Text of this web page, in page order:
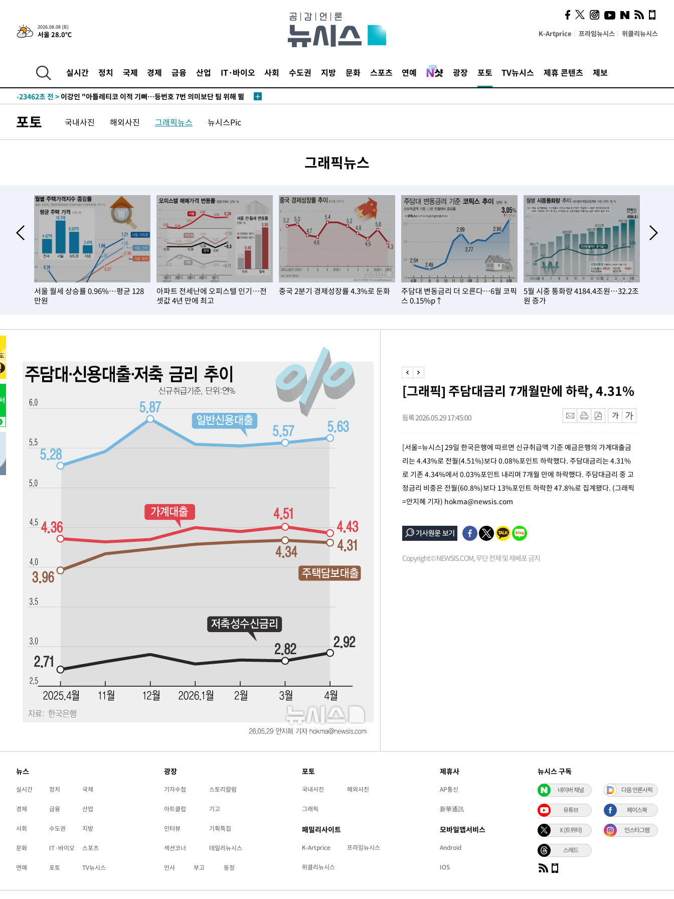
2026.08.08 (토)
서울 28.0℃ K-Artprice 프라임뉴시스 위클리뉴시스
실시간 정치 국제 경제 금융 산업 IT·바이오 사회 수도권 지방 문화 스포츠 연예 광장 포토 TV뉴시스 제휴 콘텐츠 제보
7시간 전 >[속보]뉴욕증시 상승 마감…S&P 0.6% 나스닥 1.3%↑
한민수·김용 순
-24646초 전 >
[속보]김민석, 與 전대 당원투표 누적 득표율 45.42%로 1위… 정
청래 44.56%
-23928초 전 >
42.08%·宋 10.17%
-23462초 전 > 이강인 "아틀레티코 이적 기뻐…등번호 7번 의미보단 팀 위해 뛸
-17171초 전 >
낮 최고 35도 '무더위'…동해안 시간당 30㎜ '강한 비'[내일날씨]
-16441초 전 >[속보]이강인 "감독님이 원하는 마음 느꼈고, 많은 트로피 원해 아
-5244초 전 >백운산서 80년근 천종산삼 9뿌리 발견…감정가 1.3억원
-2954초 전 >선재도서 해루질 나섰다 실종 60대, 닷새 만에 숨진 채 발견
-488초 전 >
남자 농구, 나고야 아시안게임서 '홈팀' 일본과 한일전
2분 전 > 여수 오동도 해상서 모터보트 전복…1명 사망·1명 실종
1시간 전 >극한폭염 한풀 꺾이지만…'낮 최고 35도' 무더위, 열대야 계속[다음주
1시간 전 >축구협회 "압수수색·성접대 논란 사과…쇄신의 기회로 삼겠다"
2시간 전 >[속보]'압수수색·성접대 논란' 축구협회 "실망과 걱정 안겨드려 죄송"
5시간 전 >'최고 37도' 폭염 지속…강원동해안 최대 150㎜ 비
7시간 전 >[속보]뉴욕증시 상승 마감…S&P 0.6% 나스닥 1.3%↑
-23462초 전 >이강인 "아틀레티코 이적 기뻐…등번호 7번 의미보단 팀 위해 뛸
것"
-23397초 전 >[속보]與 당대표 경선, 제주·인천 권리당원 투표 김민석 승리
낮 최고 35도 '무더위'…동해안 시간당 30㎜ '강한 비'[내일날씨]
-16441초 전 >
[속보]이강인 "감독님이 원하는 마음 느꼈고, 많은 트로피 원해 아
수도권 40도 육박 '펄펄'…동해안 일부 지역엔 호의주의보
온열질환 사망자 3명 늘어…누적 환자 3000명 돌파
-9137초 전 >강릉에 시간당 81.4㎜ 물폭탄…도로 잠기고 담벼락 붕괴
-5244초 전 >백운산서 80년근 천종산삼 9뿌리 발견…감정가 1.3억원
-2954초 전 >
-488초 전 >남자 농구, 나고야 아시안게임서 '홈팀' 일본과 한일전
여수 오동도 해상서 모터보트 전복…1명 사망·1명 실종
1시간 전 >
극한폭염 한풀 꺾이지만…'낮 최고 35도' 무더위, 열대야 계속[다음주
날씨]
1시간 전 >축구협회 "압수수색·성접대 논란 사과…쇄신의 기회로 삼겠다"
[속보]'압수수색·성접대 논란' 축구협회 "실망과 걱정 안겨드려 죄송"
5시간 전 >
'최고 37도' 폭염 지속…강원동해안 최대 150㎜ 비
7시간 전 >[속보]뉴욕증시 상승 마감…S&P 0.6% 나스닥 1.3%↑
포토 국내사진 해외사진 그래픽뉴스 뉴시스Pic
그래픽뉴스
서울 월세 상승률 0.96%…평균 128
만원
아파트 전세난에 오피스텔 인기…전
셋값 4년 만에 최고
중국 2분기 경제성장률 4.3%로 둔화
주담대 변동금리 더 오른다…6월 코픽
스 0.15%p↑
5월 시중 통화량 4184.4조원…32.2조
원 증가
[그래픽] 주담대금리 7개월만에 하락, 4.31%
등록 2026.05.29 17:45:00
[서울=뉴시스] 29일 한국은행에 따르면 신규취급액 기준 예금은행의 가계대출금
리는 4.43%로 전월(4.51%)보다 0.08%포인트 하락했다. 주담대금리는 4.31%
로 기존 4.34%에서 0.03%포인트 내리며 7개월 만에 하락했다. 주담대금리 중 고
정금리 비중은 전월(60.8%)보다 13%포인트 하락한 47.8%로 집계됐다. (그래픽
=안지혜 기자) hokma@newsis.com
Copyright © NEWSIS.COM, 무단 전재 및 재배포 금지
뉴스
실시간 정치 국제
경제 금융 산업
사회 수도권 지방
문화 IT·바이오 스포츠
연예 포토 TV뉴시스
광장
기자수첩 스토리칼럼
아트클럽 기고
인터뷰 기획특집
섹션코너 데일리뉴시스
인사 부고 동정
포토
국내사진 해외사진
그래픽
패밀리사이트
K-Artprice 프라임뉴시스
위클리뉴시스
제휴사
AP통신
新華通訊
모바일앱서비스
Android
IOS
뉴시스 구독
네이버 채널 다음 언론사픽
유튜브 페이스북
X (트위터) 인스타그램
스레드